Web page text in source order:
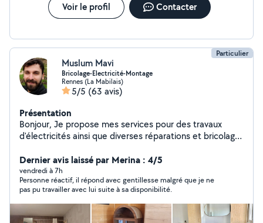
Voir le profil Contacter
Particulier
Muslum Mavi
Bricolage-Electricité-Montage
Rennes (La Mabilais)
5/5 (63 avis)
Présentation
Bonjour, Je propose mes services pour des travaux
d'électricités ainsi que diverses réparations et bricolage
en tout genre et je propose des services de
déménagement. N'hésitez pas à me contacter pour
discuter de vos besoins et projets !
Dernier avis laissé par Merina : 4/5
vendredi à 7h
Personne réactif, il répond avec gentillesse malgré que je ne
pas pu travailler avec lui suite à sa disponibilité.